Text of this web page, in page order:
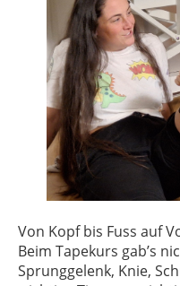
Von Kopf bis Fuss auf
Beim Tapekurs gab’s
Sprunggelenk, Knie,